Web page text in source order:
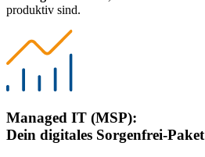
produktiv sind.
Managed IT (MSP):
Dein digitales Sorgenfrei-Paket